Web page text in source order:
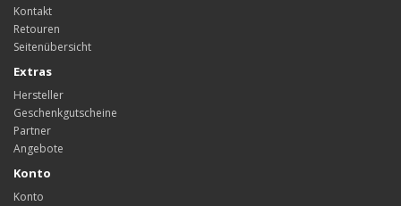
Kontakt
Retouren
Seitenübersicht
Extras
Hersteller
Geschenkgutscheine
Partner
Angebote
Konto
Konto